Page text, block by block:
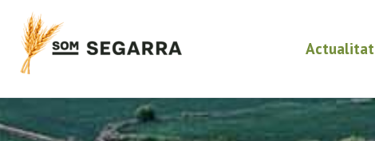
Actualitat